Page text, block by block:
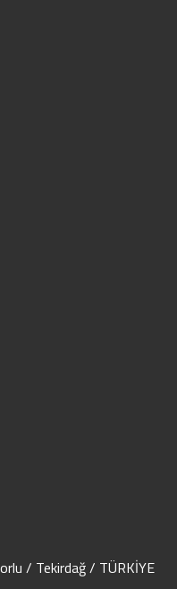
/ Tekirdağ / TÜRKİYE